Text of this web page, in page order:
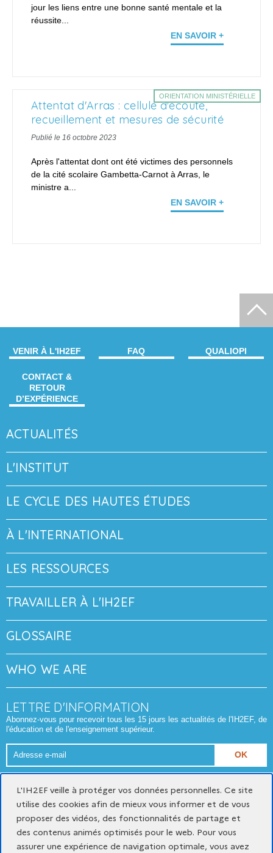
jour les liens entre une bonne santé mentale et la
réussite...
EN SAVOIR +
ORIENTATION MINISTÉRIELLE
Attentat d'Arras : cellule d'écoute,
recueillement et mesures de sécurité
Publié le 16 octobre 2023
Après l'attentat dont ont été victimes des personnels
de la cité scolaire Gambetta-Carnot à Arras, le
ministre a...
EN SAVOIR +
VENIR À L'IH2EF FAQ QUALIOPI
CONTACT &
RETOUR
D’EXPÉRIENCE
ACTUALITÉS
L'INSTITUT
LE CYCLE DES HAUTES ÉTUDES
À L'INTERNATIONAL
LES RESSOURCES
TRAVAILLER À L'IH2EF
GLOSSAIRE
WHO WE ARE
LETTRE D'INFORMATION
Abonnez-vous pour recevoir tous les 15 jours les actualités de l'IH2EF, de
l'éducation et de l'enseignement supérieur.
Adresse
e-
Format attendu : nom@domaine.fr
Données personnelles et cookies
Gestion des cookies
L'IH2EF veille à protéger vos données personnelles. Ce site
utilise des cookies afin de mieux vous informer et de vous
proposer des vidéos, des fonctionnalités de partage et
des contenus animés optimisés pour le web. Pour vous
assurer une expérience de navigation optimale, vous avez